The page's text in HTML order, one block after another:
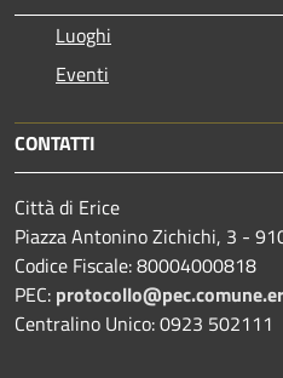
Luoghi
Eventi
CONTATTI
Città di Erice
Piazza Antonino Zichichi, 3 -
Codice Fiscale: 80004000818
PEC:
Centralino Unico: 0923 502111